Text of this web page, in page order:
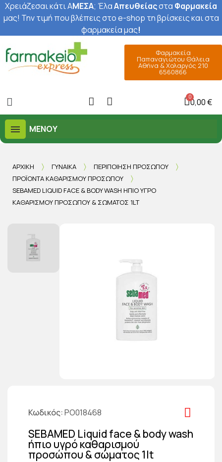
Χρειάζεσαι κάτι ΑΜΕΣΑ; ΈλαΑπευθείαςστα Φαρμακεία
μας! Την τιμή που βλέπεις στο e-shop τη βρίσκεις και στα
φαρμακεία μας!
Φαρμακεία
Παπαναγιώτου Θάλεια
Αθήνα & Χολαργός 210
6560866
0,00 €
ΜΕΝΟΎ
ΑΡΧΙΚΉ ΓΥΝΑΊΚΑ
ΠΕΡΙΠΟΊΗΣΗ ΠΡΟΣΏΠΟΥ
ΠΡΟΪΌΝΤΑ ΚΑΘΑΡΙΣΜΟΎ ΠΡΟΣΏΠΟΥ
SEBAMED LIQUID FACE & BODY WASH ΉΠΙΟ ΥΓΡΌ
ΚΑΘΑΡΙΣΜΟΎ ΠΡΟΣΏΠΟΥ & ΣΏΜΑΤΟΣ 1LT
Κωδικός PO018468
SEBAMED Liquid face & body wash
ήπιο υγρό καθαρισμού
προσώπου & σώματος 1lt